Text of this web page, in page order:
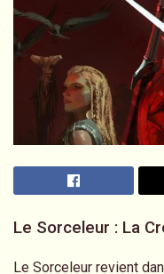
Le Sorceleur : La
Le Sorceleur revient